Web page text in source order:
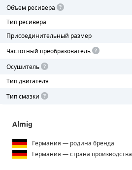
Объем ресивера
Тип ресивера
Присоединительный размер
Частотный преобразователь
Осушитель
Тип двигателя
Тип смазки
Almig
Германия — родина бренда
Германия — страна производства
ПОРШНЕВЫЕ БЛОКИ
ДЕТАЛИ ПОРШНЕВЫХ КОМПРЕССОРОВ
ДЕТАЛИ СПИРАЛЬНЫХ КОМПРЕССОРОВ
ДЕТАЛИ НАСОСНОЙ ЧАСТИ
ДЕТАЛИ ПОГРУЖНЫХ НАСОСОВ
ДЛЯ ВАКУУМНЫХ НАСОСОВ